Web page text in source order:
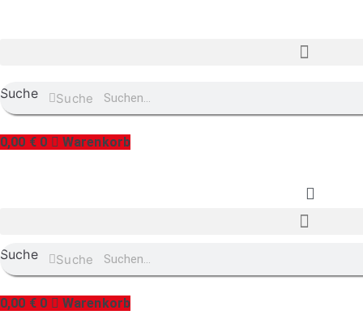
Suche Suche
0,00 € 0 Warenkorb
Suche Suche
0,00 € 0 Warenkorb